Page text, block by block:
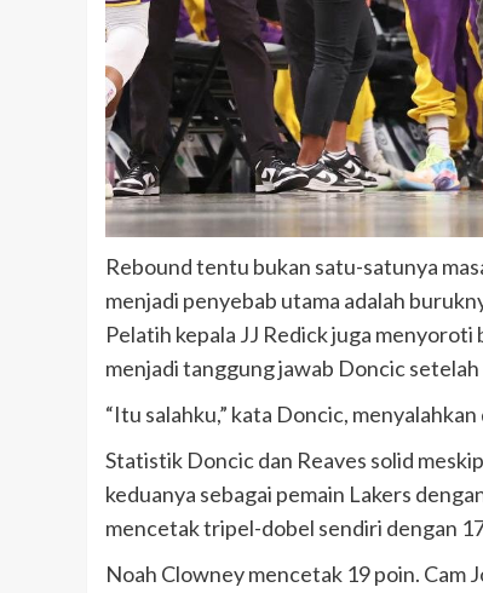
Rebound tentu bukan satu-satunya
menjadi penyebab utama adalah
Pelatih kepala JJ Redick juga
menjadi tanggung jawab Doncic
“Itu salahku,” kata Doncic,
Statistik Doncic dan Reaves solid
keduanya sebagai pemain Lakers
mencetak tripel-dobel sendiri dengan
Noah Clowney mencetak 19 poin. Cam